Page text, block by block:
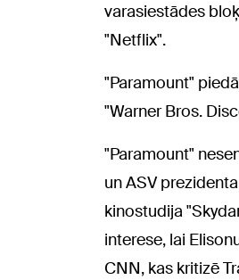
varasiestādes
"Netflix".
"Paramount"
"Warner Bros.
"Paramount"
un ASV
kinostudija
interese, lai
CNN, kas kritizē